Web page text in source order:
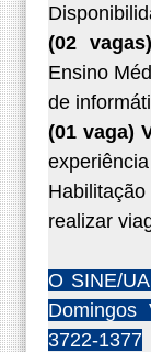
(02
Ensino
de
(01 vaga)
realizar
O SINE/
3722-1377